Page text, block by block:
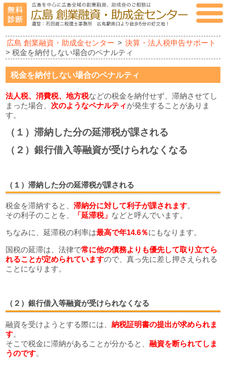
広島 創業融資・助成金センター > 決算・法人税申告サポート
> 税金を納付しない場合のペナルティ
税金を納付しない場合のペナルティ
法人税、消費税、地方税などの税金を納付せず、滞納させてし
まった場合、次のようなペナルティが発生することがありま
す。
（１）滞納した分の延滞税が課される
（２）銀行借入等融資が受けられなくなる
（１）滞納した分の延滞税が課される
税金を滞納すると、滞納分に対して利子が課されます。
その利子のことを、
「延滞税」 などと呼んでいます。
ちなみに、延滞税の利率は最高で年14.6％にもなります。
国税の延滞は、法律で常に他の債務よりも優先して取り立てら
れることが定められていますので、真っ先に差し押さえられる
ことになります。
（２）銀行借入等融資が受けられなくなる
融資を受けようとする際には、納税証明書の提出が求められま
す。
そこで税金に滞納があることが分かると、融資を断られてしま
うのです。